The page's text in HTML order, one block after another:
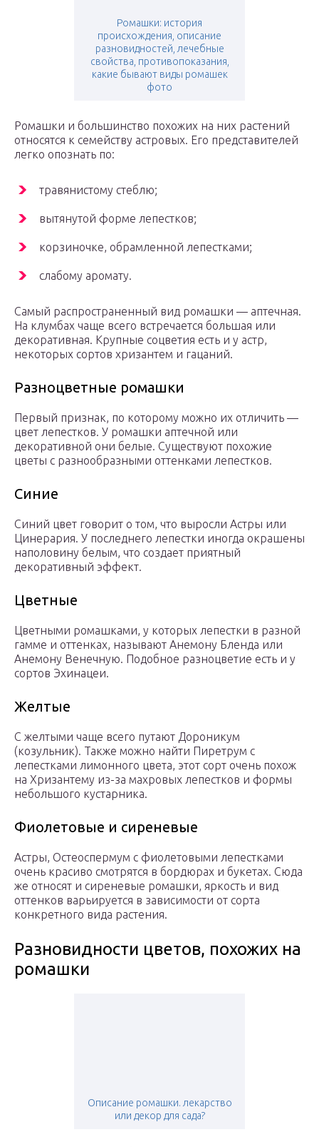
Ромашки: история
происхождения, описание
разновидностей, лечебные
свойства, противопоказания,
какие бывают виды ромашек
фото
Ромашки и большинство похожих на них растений
относятся к семейству астровых. Его представителей
легко опознать по:
травянистому стеблю;
вытянутой форме лепестков;
корзиночке, обрамленной лепестками;
слабому аромату.
Самый распространенный вид ромашки — аптечная.
На клумбах чаще всего встречается большая или
декоративная. Крупные соцветия есть и у астр,
некоторых сортов хризантем и гацаний.
Разноцветные ромашки
Первый признак, по которому можно их отличить —
цвет лепестков. У ромашки аптечной или
декоративной они белые. Существуют похожие
цветы с разнообразными оттенками лепестков.
Синие
Синий цвет говорит о том, что выросли Астры или
Цинерария. У последнего лепестки иногда окрашены
наполовину белым, что создает приятный
декоративный эффект.
Цветные
Цветными ромашками, у которых лепестки в разной
гамме и оттенках, называют Анемону Бленда или
Анемону Венечную. Подобное разноцветие есть и у
сортов Эхинацеи.
Желтые
С желтыми чаще всего путают Дороникум
(козульник). Также можно найти Пиретрум с
лепестками лимонного цвета, этот сорт очень похож
на Хризантему из-за махровых лепестков и формы
небольшого кустарника.
Фиолетовые и сиреневые
Астры, Остеоспермум с фиолетовыми лепестками
очень красиво смотрятся в бордюрах и букетах. Сюда
же относят и сиреневые ромашки, яркость и вид
оттенков варьируется в зависимости от сорта
конкретного вида растения.
Разновидности цветов, похожих на
poмaшки
Описание ромашки. лекарство
или декор для сада?